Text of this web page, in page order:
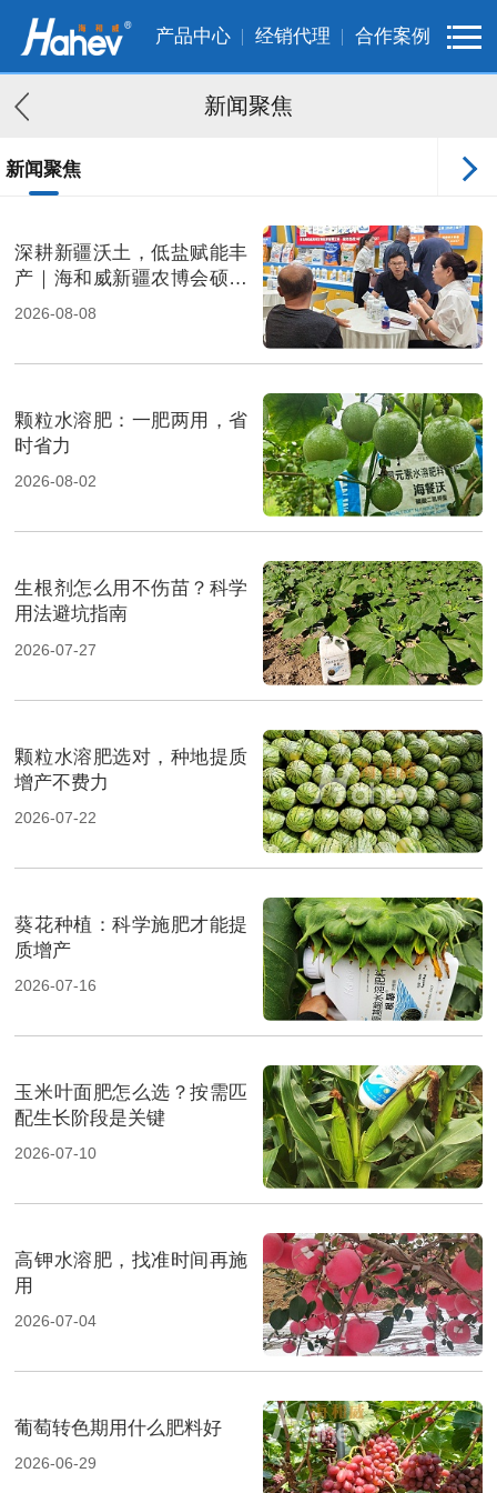
产品中心 经销代理 合作案例
新闻聚焦
新闻聚焦
深耕新疆沃土，低盐赋能丰
产｜海和威新疆农博会硕果
满载
2026-08-08
颗粒水溶肥：一肥两用，省
时省力
2026-08-02
生根剂怎么用不伤苗？科学
用法避坑指南
2026-07-27
颗粒水溶肥选对，种地提质
增产不费力
2026-07-22
葵花种植：科学施肥才能提
质增产
2026-07-16
玉米叶面肥怎么选？按需匹
配生长阶段是关键
2026-07-10
高钾水溶肥，找准时间再施
用
2026-07-04
葡萄转色期用什么肥料好
2026-06-29